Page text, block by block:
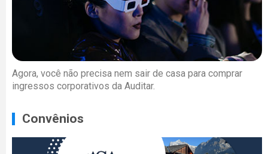
Agora, você não precisa nem sair de casa para comprar
ingressos corporativos da Auditar.
Convênios